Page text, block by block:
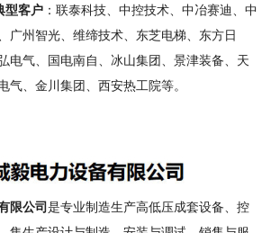
型客户 ：联泰科技、中控技术、中冶赛迪、中
广州智光、维缔技术、东芝电梯、东方日
电气、国电南自、冰山集团、景津装备、天
气、金川集团、西安热工院等。
限公司是专业制造生产高低压成套设备、控